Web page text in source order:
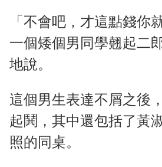
「不會吧，才這點錢你
一個矮個男同學翹起二
地說。
這個男生表達不屑之後
起鬨，其中還包括了黃
照的同桌。